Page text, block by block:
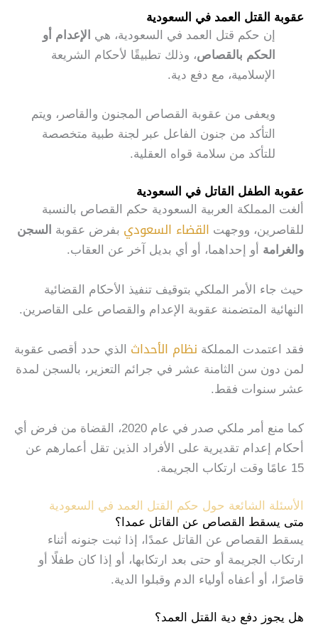
عقوبة القتل العمد في السعودية
إن حكم قتل العمد في السعودية، هي
الإعدام أو
الحكم بالقصاص، وذلك تطبيقًا لأحكام الشريعة
الإسلامية، مع دفع دية.
ويعفى من عقوبة القصاص المجنون والقاصر، ويتم
التأكد من جنون الفاعل عبر لجنة طبية متخصصة
للتأكد من سلامة قواه العقلية.
عقوبة الطفل القاتل في السعودية
ألغت المملكة العربية السعودية حكم القصاص بالنسبة
للقاصرين، ووجهت القضاء السعودي بفرض عقوبة السجن
والغرامة أو إحداهما، أو أي بديل آخر عن العقاب.
حيث جاء الأمر الملكي بتوقيف تنفيذ الأحكام القضائية
النهائية المتضمنة عقوبة الإعدام والقصاص على القاصرين.
فقد اعتمدت المملكة نظام الأحداث الذي حدد أقصى عقوبة
لمن دون سن الثامنة عشر في جرائم التعزير، بالسجن لمدة
عشر سنوات فقط.
كما منع أمر ملكي صدر في عام 2020، القضاة من فرض أي
أحكام إعدام تقديرية على الأفراد الذين تقل أعمارهم عن
15 عامًا وقت ارتكاب الجريمة.
الأسئلة الشائعة حول حكم القتل العمد في السعودية
متى يسقط القصاص عن القاتل عمدا؟
يسقط القصاص عن القاتل عمدًا، إذا ثبت جنونه أثناء
ارتكاب الجريمة أو حتى بعد ارتكابها، أو إذا كان طفلًا أو
قاصرًا، أو أعفاه أولياء الدم وقبلوا الدية.
هل يجوز دفع دية القتل العمد؟